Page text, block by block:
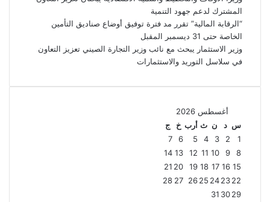
المشترك لدعم جهود التنمية
“الرقابة المالية” تقرر مد فترة توفيق أوضاع صناديق التأمين
الخاصة حتى 31 ديسمبر المقبل
وزير الاستثمار يبحث مع نائب وزير التجارة الصيني تعزيز التعاون
في سلاسل التوريد والاستثمارات
أغسطس 2026
س د ن ث أرب خ
ج
1
2
3
4
5
6
7
8
9
10
11
12
13
14
15
16
17
18
19
20
21
22
23
24
25
26
27
28
29
30
31